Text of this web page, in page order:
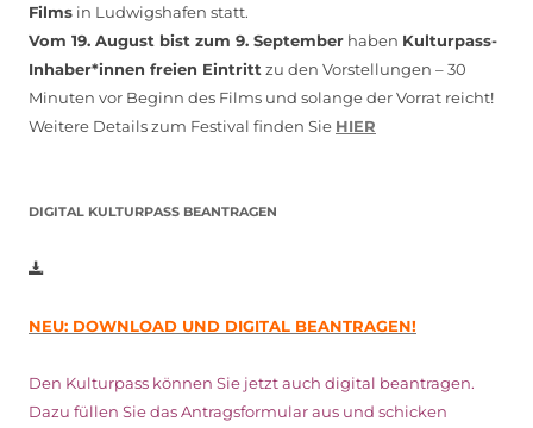
Films in Ludwigshafen statt.
Vom 19. August bist zum 9. September haben Kulturpass-
Inhaber*innen freien Eintritt zu den Vorstellungen – 30
Minuten vor Beginn des Films und solange der Vorrat reicht!
Weitere Details zum Festival finden Sie HIER
DIGITAL KULTURPASS BEANTRAGEN
NEU: DOWNLOAD UND DIGITAL BEANTRAGEN!
Den Kulturpass können Sie jetzt auch digital beantragen.
Dazu füllen Sie das Antragsformular aus und schicken